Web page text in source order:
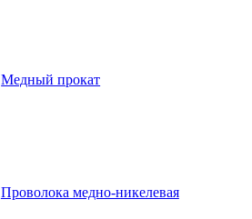
Медный прокат
Проволока медно-никелевая